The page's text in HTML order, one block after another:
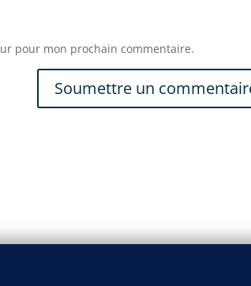
pour mon prochain commentaire.